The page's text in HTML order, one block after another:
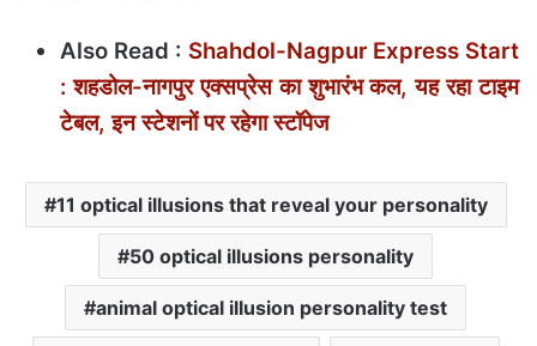
Also Read : Shahdol-Nagpur Express Start
: शहडोल-नागपुर एक्सप्रेस का शुभारंभ कल, यह रहा टाइम
टेबल, इन स्टेशनों पर रहेगा स्टॉपेज
11 optical illusions that reveal your personality
50 optical illusions personality
animal optical illusion personality test